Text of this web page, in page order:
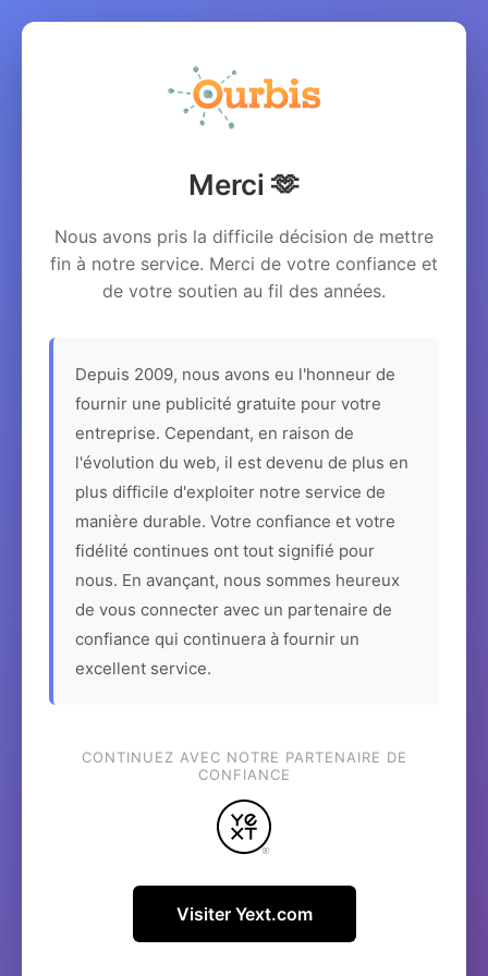
Merci 🫶
Nous avons pris la difficile décision de mettre
fin à notre service. Merci de votre confiance et
de votre soutien au fil des années.
Depuis 2009, nous avons eu l'honneur de
fournir une publicité gratuite pour votre
entreprise. Cependant, en raison de
l'évolution du web, il est devenu de plus en
plus difficile d'exploiter notre service de
manière durable. Votre confiance et votre
fidélité continues ont tout signifié pour
nous. En avançant, nous sommes heureux
de vous connecter avec un partenaire de
confiance qui continuera à fournir un
excellent service.
CONTINUEZ AVEC NOTRE PARTENAIRE DE
CONFIANCE
Visiter Yext.com